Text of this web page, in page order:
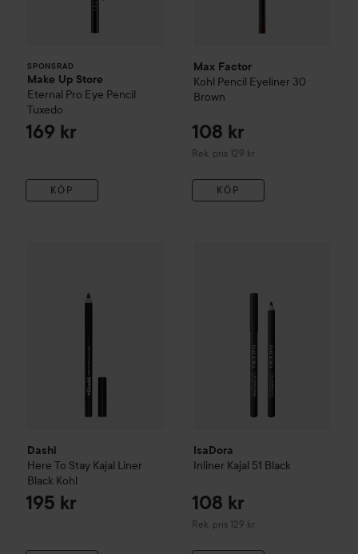
SPONSRAD
Make Up Store
Eternal Pro Eye Pencil
Tuxedo
169 kr
KÖP
Max Factor
Kohl Pencil Eyeliner 30
Brown
108 kr
Rek. pris 129 kr
Rekommenderat pris 129 kr
KÖP
Dashl
Here To Stay Kajal Liner
Black Kohl
195 kr
IsaDora
Inliner Kajal 51 Black
108 kr
Rek. pris 129 kr
Rekommenderat pris 129 kr